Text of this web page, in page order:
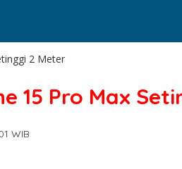
2 Meter
15 Pro Max
WIB